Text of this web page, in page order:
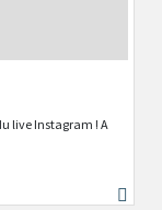
live Instagram ! A